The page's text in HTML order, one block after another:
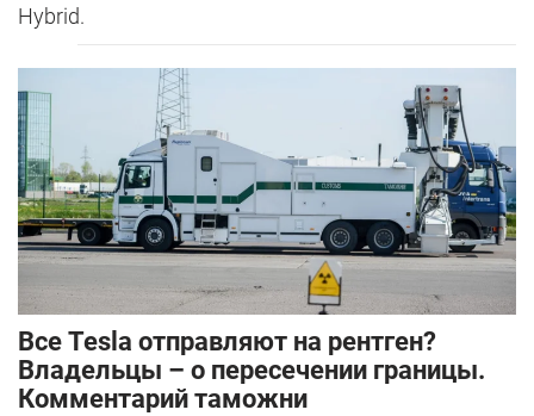
Hybrid.
Все Tesla отправляют на рентген?
Владельцы – о пересечении границы.
Комментарий таможни